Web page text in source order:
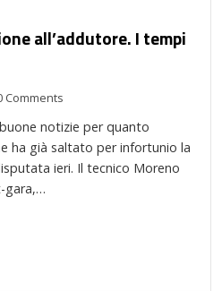
all’addutore. I tempi
Comments
notizie per quanto
ha già saltato per infortunio la
ieri. Il tecnico Moreno
gara,…